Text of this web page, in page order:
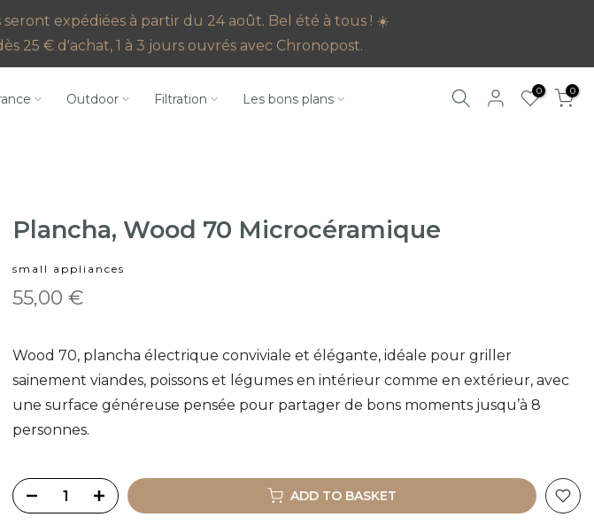
expédiées à partir du 24 août. Bel été à tous ! ☀️
25 € d'achat, 1 à 3 jours ouvrés avec Chronopost.
Outdoor Filtration Les bons plans 0 0
Plancha, Wood 70 Microcéramique
small appliances
55,00 €
Wood 70, plancha électrique conviviale et élégante, idéale pour griller
sainement viandes, poissons et légumes en intérieur comme en extérieur, avec
une surface généreuse pensée pour partager de bons moments jusqu’à 8
personnes.
ADD TO BASKET